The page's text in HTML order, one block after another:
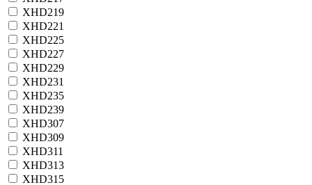
XHD219
XHD221
XHD225
XHD227
XHD229
XHD231
XHD235
XHD239
XHD307
XHD309
XHD311
XHD313
XHD315